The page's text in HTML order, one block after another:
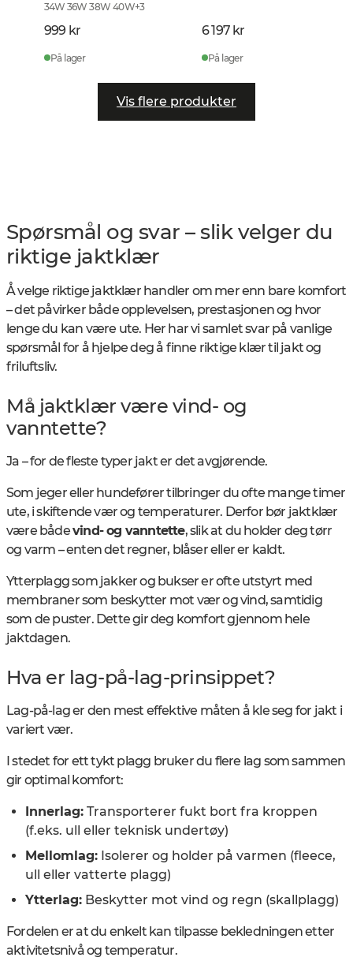
34W 36W 38W 40W+3
999 kr
På lager
6 197 kr
På lager
Vis flere produkter
Spørsmål og svar – slik velger du
riktige jaktklær
Å velge riktige jaktklær handler om mer enn bare komfort
– det påvirker både opplevelsen, prestasjonen og hvor
lenge du kan være ute. Her har vi samlet svar på vanlige
spørsmål for å hjelpe deg å finne riktige klær til jakt og
friluftsliv.
Må jaktklær være vind- og
vanntette?
Ja – for de fleste typer jakt er det avgjørende.
Som jeger eller hundefører tilbringer du ofte mange timer
ute, i skiftende vær og temperaturer. Derfor bør jaktklær
være bådevind- og vanntette, slik at du holder deg tørr
og varm – enten det regner, blåser eller er kaldt.
Ytterplagg som jakker og bukser er ofte utstyrt med
membraner som beskytter mot vær og vind, samtidig
som de puster. Dette gir deg komfort gjennom hele
jaktdagen.
Hva er lag-på-lag-prinsippet?
Lag-på-lag er den mest effektive måten å kle seg for jakt i
variert vær.
I stedet for ett tykt plagg bruker du flere lag som sammen
gir optimal komfort:
Innerlag: Transporterer fukt bort fra kroppen
(f.eks. ull eller teknisk undertøy)
Mellomlag: Isolerer og holder på varmen (fleece,
ull eller vatterte plagg)
Ytterlag: Beskytter mot vind og regn (skallplagg)
Fordelen er at du enkelt kan tilpasse bekledningen etter
aktivitetsnivå og temperatur.